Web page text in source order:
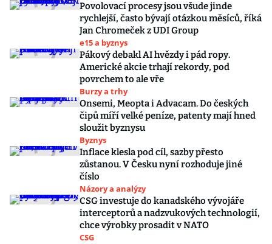
Povolovací procesy jsou všude jinde
rychlejší, často bývají otázkou měsíců, říká
Jan Chromeček z UDI Group
e15 a byznys
Pákový debakl AI hvězdy i pád ropy.
Americké akcie trhají rekordy, pod
povrchem to ale vře
Burzy a trhy
Onsemi, Meopta i Advacam. Do českých
čipů míří velké peníze, patenty mají hned
sloužit byznysu
Byznys
Inflace klesla pod cíl, sazby přesto
zůstanou. V Česku nyní rozhoduje jiné
číslo
Názory a analýzy
CSG investuje do kanadského vývojáře
interceptorů a nadzvukových technologií,
chce výrobky prosadit v NATO
CSG